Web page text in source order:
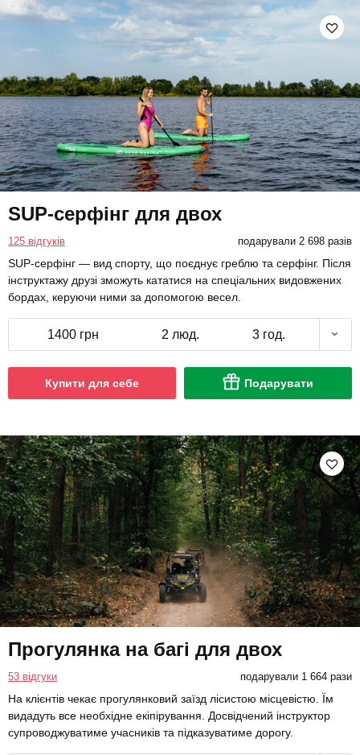
SUP-серфінг для двох
125 відгуків подарували 2 698 разів
SUP-серфінг — вид спорту, що поєднує греблю та серфінг. Після
інструктажу друзі зможуть кататися на спеціальних видовжених
бордах, керуючи ними за допомогою весел.
1400 грн 2 люд. 3 год.
Купити для себе Подарувати
Прогулянка на багі для двох
53 відгуки подарували 1 664 рази
На клієнтів чекає прогулянковий заїзд лісистою місцевістю. Їм
видадуть все необхідне екіпірування. Досвідчений інструктор
супроводжуватиме учасників та підказуватиме дорогу.